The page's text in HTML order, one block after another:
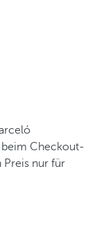
beim Checkout-
Preis nur für